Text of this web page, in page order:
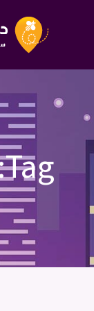
Tag: